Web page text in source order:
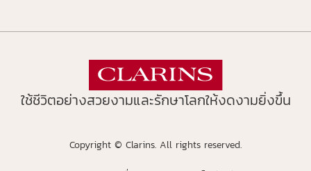
ใช้ชีวิตอย่างสวยงามและรักษาโลกให้งดงามยิ่งขึ้น
Copyright © Clarins. All rights reserved.